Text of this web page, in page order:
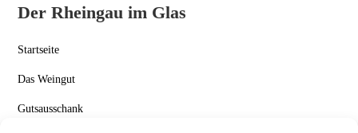
Der Rheingau im Glas
Startseite
Das Weingut
Gutsausschank